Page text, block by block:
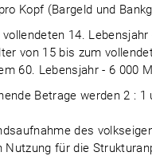
Kopf (Bargeld und
14.
von 15 bis zum
60. Lebensjahr - 6 000
Betrage werden 2 :
des
Nutzung für die